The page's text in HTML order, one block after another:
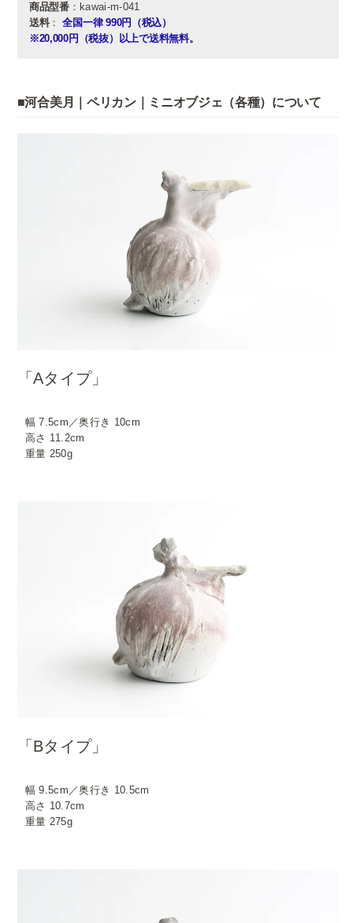
商品型番：kawai-m-041
送料： 全国一律 990円（税込）
※20,000円（税抜）以上で送料無料。
■河合美月｜ペリカン｜ミニオブジェ（各種）について
「Aタイプ」
幅 7.5cm／奥行き 10cm
高さ 11.2cm
重量 250g
「Bタイプ」
幅 9.5cm／奥行き 10.5cm
高さ 10.7cm
重量 275g